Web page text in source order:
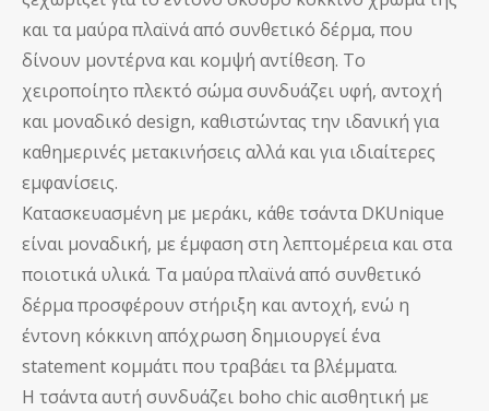
και τα μαύρα πλαϊνά από συνθετικό δέρμα, που
δίνουν μοντέρνα και κομψή αντίθεση. Το
χειροποίητο πλεκτό σώμα συνδυάζει υφή, αντοχή
και μοναδικό design, καθιστώντας την ιδανική για
καθημερινές μετακινήσεις αλλά και για ιδιαίτερες
εμφανίσεις.
Κατασκευασμένη με μεράκι, κάθε τσάντα DKUnique
είναι μοναδική, με έμφαση στη λεπτομέρεια και στα
ποιοτικά υλικά. Τα μαύρα πλαϊνά από συνθετικό
δέρμα προσφέρουν στήριξη και αντοχή, ενώ η
έντονη κόκκινη απόχρωση δημιουργεί ένα
statement κομμάτι που τραβάει τα βλέμματα.
Η τσάντα αυτή συνδυάζει boho chic αισθητική με